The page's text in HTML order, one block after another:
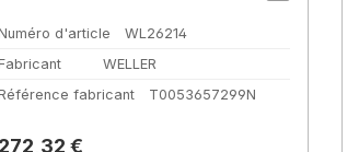
d'article
WL26214
WELLER
fabricant
T0053657299N
Prix régulier :
272,32 €